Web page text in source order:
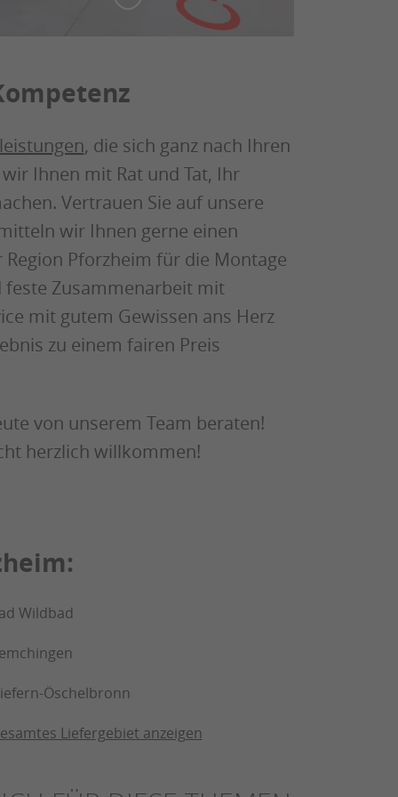
, die sich ganz nach Ihren
Ihnen mit Rat und Tat, Ihr
Vertrauen Sie auf unsere
wir Ihnen gerne einen
Pforzheim für die Montage
Zusammenarbeit mit
mit gutem Gewissen ans Herz
zu einem fairen Preis
von unserem Team beraten!
herzlich willkommen!
Wildbad
Öschelbronn
Liefergebiet anzeigen